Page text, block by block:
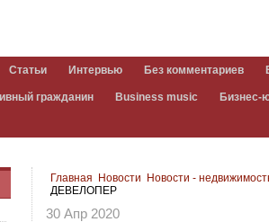
Статьи Интервью Без комментариев
гражданин Business music Бизнес-
Главная Новости
Новости -
ДЕВЕЛОПЕР
30 Апр 2020